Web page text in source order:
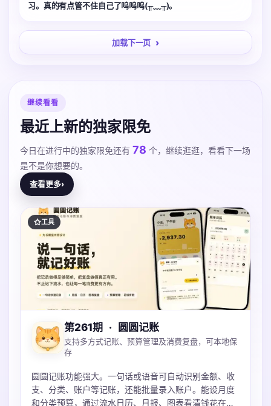
习。真的有点管不住自己了呜呜呜(╥﹏╥)。
加载下一页
继续看看
最近上新的独家限免
今日在进行中的独家限免还有 78 个，继续逛逛，看看下一场
是不是你想要的。
查看更多›
工具
第261期 · 圆圆记账
支持多方式记账、预算管理及消费复盘，可本地保
存
圆圆记账功能强大。一句话或语音可自动识别金额、收
支、分类、账户等记账，还能批量录入账户。能设月度
和分类预算，通过流水日历、月报、图表看清钱花在